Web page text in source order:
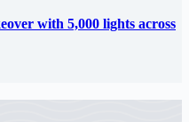
with 5,000 lights across